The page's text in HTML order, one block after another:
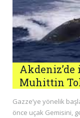
Akdeniz’de
Muhittin
Gazze’ye yönelik
önce uçak Gemisini,